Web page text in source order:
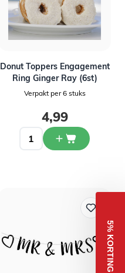
Donut Toppers Engagement
Ring Ginger Ray (6st)
Verpakt per 6 stuks
4,99
5% KORTING